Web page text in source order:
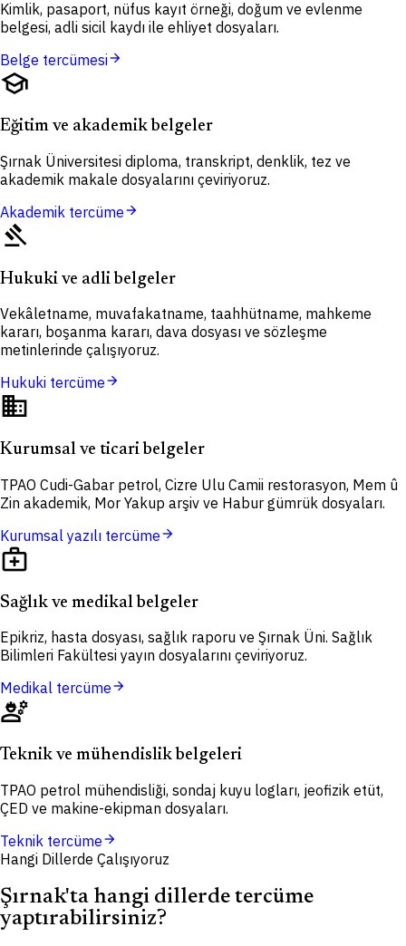
Kimlik, pasaport, nüfus kayıt örneği, doğum ve evlenme
belgesi, adli sicil kaydı ile ehliyet dosyaları.
Belge tercümesiarrow_forward
school
Eğitim ve akademik belgeler
Şırnak Üniversitesi diploma, transkript, denklik, tez ve
akademik makale dosyalarını çeviriyoruz.
Akademik tercümearrow_forward
gavel
Hukuki ve adli belgeler
Vekâletname, muvafakatname, taahhütname, mahkeme
kararı, boşanma kararı, dava dosyası ve sözleşme
metinlerinde çalışıyoruz.
Hukuki tercümearrow_forward
domain
Kurumsal ve ticari belgeler
TPAO Cudi-Gabar petrol, Cizre Ulu Camii restorasyon, Mem û
Zin akademik, Mor Yakup arşiv ve Habur gümrük dosyaları.
Kurumsal yazılı tercümearrow_forward
medical_services
Sağlık ve medikal belgeler
Epikriz, hasta dosyası, sağlık raporu ve Şırnak Üni. Sağlık
Bilimleri Fakültesi yayın dosyalarını çeviriyoruz.
Medikal tercümearrow_forward
engineering
Teknik ve mühendislik belgeleri
TPAO petrol mühendisliği, sondaj kuyu logları, jeofizik etüt,
ÇED ve makine-ekipman dosyaları.
Teknik tercümearrow_forward
Hangi Dillerde Çalışıyoruz
Şırnak'ta hangi dillerde tercüme
yaptırabilirsiniz?